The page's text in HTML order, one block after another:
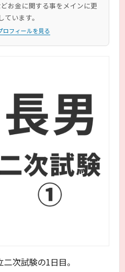
お金に関する事をメインに更
ています。
ロフィールを見る
次試験の1日目。